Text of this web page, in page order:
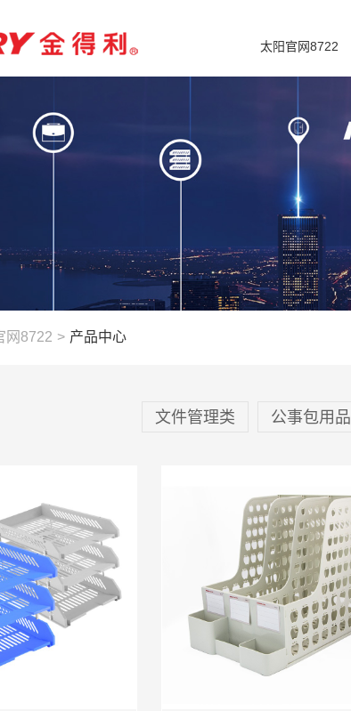
太阳官网8722
网8722 > 产品中心
文件管理类 公事包用品